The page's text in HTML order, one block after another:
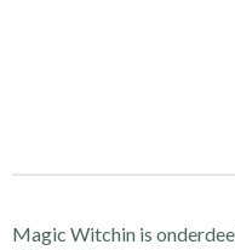
Magic Witchin is